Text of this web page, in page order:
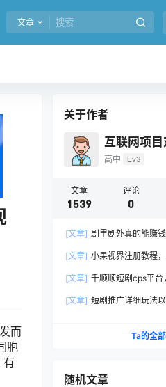
文章
而
胞
有
关于作者
互联网项
高中 Lv3
文章
1539
评论
0
[文章] 剧里剧外真的能赚
[文章] 小果视界注册教程，
[文章] 千顺顺短剧cps平台
[文章] 短剧推广详细玩法以
Ta的全
随机文章